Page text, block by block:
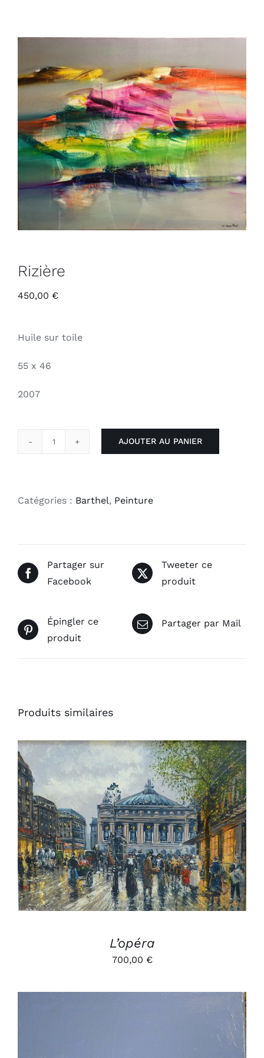
Rizière
450,00 €
Huile sur toile
55 x 46
2007
AJOUTER AU PANIER
Catégories : Barthel, Peinture
Partager sur
Facebook
Tweeter ce
produit
Épingler ce
produit
Partager par Mail
Produits similaires
AJOUTER AU PANIER
/
DÉTAILS
L’opéra
700,00 €